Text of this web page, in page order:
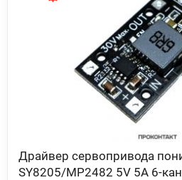
Драйвер сервопривода
SY8205/MP2482 5V 5A 6-